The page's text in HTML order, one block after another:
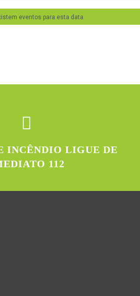
eventos para esta data
INCÊNDIO LIGUE DE
112